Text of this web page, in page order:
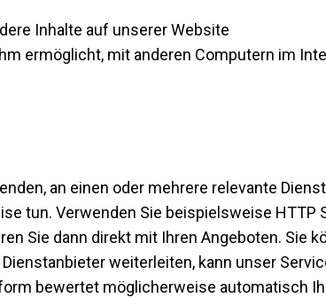
Inhalte auf unserer Website
ermöglicht, mit anderen Computern im
an einen oder mehrere relevante
tun. Verwenden Sie beispielsweise HTTP
Sie dann direkt mit Ihren Angeboten. Sie
weiterleiten, kann unser
bewertet möglicherweise automatisch